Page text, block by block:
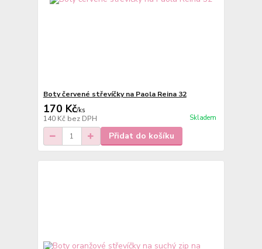
Boty červené střevíčky na Paola Reina 32
170 Kč/ks
140 Kč bez DPH Skladem
Přidat do košíku